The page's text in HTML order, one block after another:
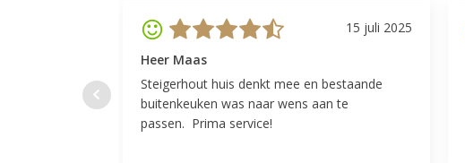
15 juli 2025
Heer Maas
Steigerhout huis denkt mee en bestaande
buitenkeuken was naar wens aan te
passen. Prima service!